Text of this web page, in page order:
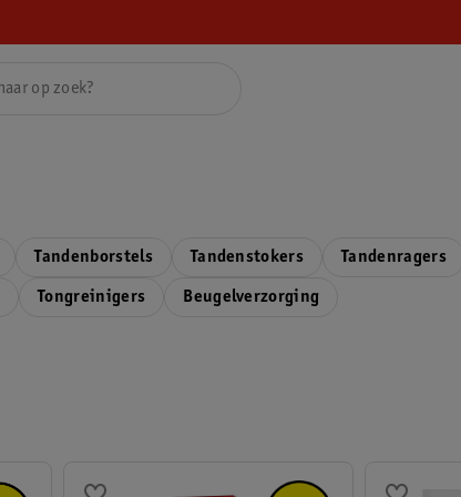
Tandenborstels Tandenstokers Tandenragers
Tongreinigers Beugelverzorging